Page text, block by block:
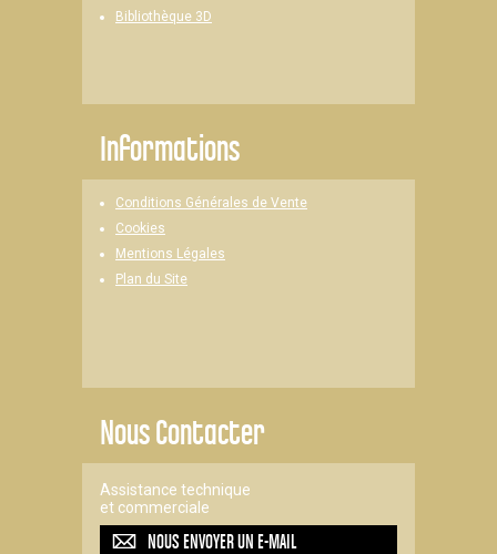
Bibliothèque 3D
Informations
Conditions Générales de Vente
Cookies
Mentions Légales
Plan du Site
Nous Contacter
Assistance technique
et commerciale
NOUS ENVOYER UNE-MAIL